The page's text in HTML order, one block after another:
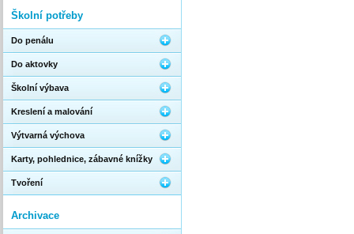
Školní potřeby
Do penálu
Do aktovky
Školní výbava
Kreslení a malování
Výtvarná výchova
Karty, pohlednice, zábavné knížky
Tvoření
Archivace